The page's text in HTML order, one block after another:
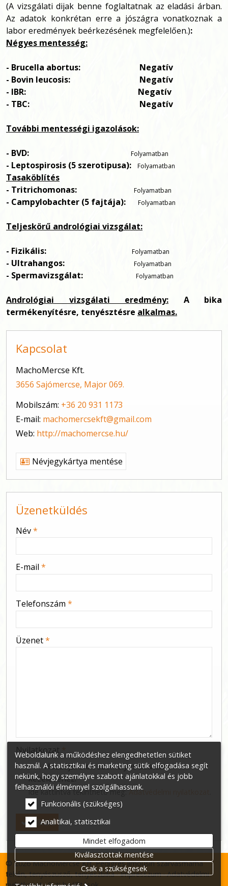
(A vizsgálati dijak benne foglaltatnak az eladási árban.
Az adatok konkrétan erre a jószágra vonatkoznak a
labor eredmények beérkezésének megfelelően.):
Négyes mentesség:
- Brucella abortus: Negatív
- Bovin leucosis: Negatív
- IBR: Negatív
- TBC: Negatív
További mentességi igazolások:
- BVD: Folyamatban
- Leptospirosis (5 szerotipusa): Folyamatban
Tasaköblítés
- Tritrichomonas:
Folyamatban
- Campylobachter (5 fajtája): Folyamatban
Teljeskörű andrológiai vizsgálat:
- Fizikális: Folyamatban
- Ultrahangos: Folyamatban
- Spermavizsgálat: Folyamatban
Andrológiai vizsgálati eredmény: A bika
termékenyítésre, tenyésztésre alkalmas.
Kapcsolat
MachoMercse Kft.
3656 Sajómercse, Major 069.
Mobilszám: +36 20 931 1173
E-mail: machomercsekft@gmail.com
Web: http://machomercse.hu/
Névjegykártya mentése
Üzenetküldés
-
-
Név*
E-mail *
Telefonszám *
Üzenet*
Nyilatkozat
Hozzájárulok személyes adataim
kezeléséhez.
Ide kattintva tekinthető meg:Adatvédelmi nyilatkozat
Elküld
© 2026 MachoMercse Kft. Pedigrés limousin szarvasmarha
tehén, tenyészüsző, tenyészbika Impresszum Adatvédelmi
Weboldalunk a működéshez elengedhetetlen sütiket
használ. A statisztikai és marketing sütik elfogadása segít
nekünk, hogy személyre szabott ajánlatokkal és jobb
felhasználói élménnyel szolgálhassunk.
Funkcionális (szükséges)
Analitikai, statisztikai
Mindet elfogadom
Kiválasztottak mentése
Csak a szükségesek